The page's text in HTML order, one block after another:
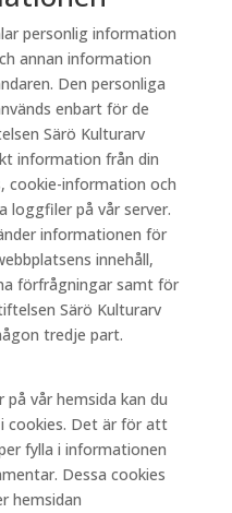
personlig information
annan information
Den personliga
enbart för de
Särö Kulturarv
information från din
cookie-information och
loggfiler på vår server.
informationen för
innehåll,
förfrågningar samt för
Särö Kulturarv
tredje part.
vår hemsida kan du
cookies. Det är för att
fylla i informationen
Dessa cookies
hemsidan